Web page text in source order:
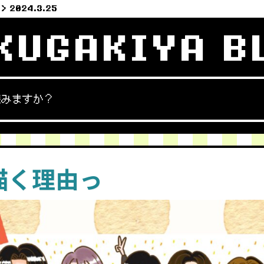
2024.3.25
ますか？
理由っ